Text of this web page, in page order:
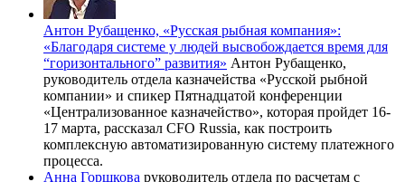
Антон Рубащенко, «Русская рыбная компания»:
«Благодаря системе у людей высвобождается время для
“горизонтального” развития» Антон Рубащенко,
руководитель отдела казначейства «Русской рыбной
компании» и спикер Пятнадцатой конференции
«Централизованное казначейство», которая пройдет 16-
17 марта, рассказал CFO Russia, как построить
комплексную автоматизированную систему платежного
процесса.
Анна Горшкова руководитель отдела по расчетам с